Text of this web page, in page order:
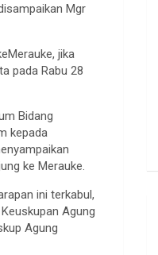
Mgr
jika
pada Rabu 28
Bidang
kepada
ke Merauke.
ini terkabul,
Agung
Agung